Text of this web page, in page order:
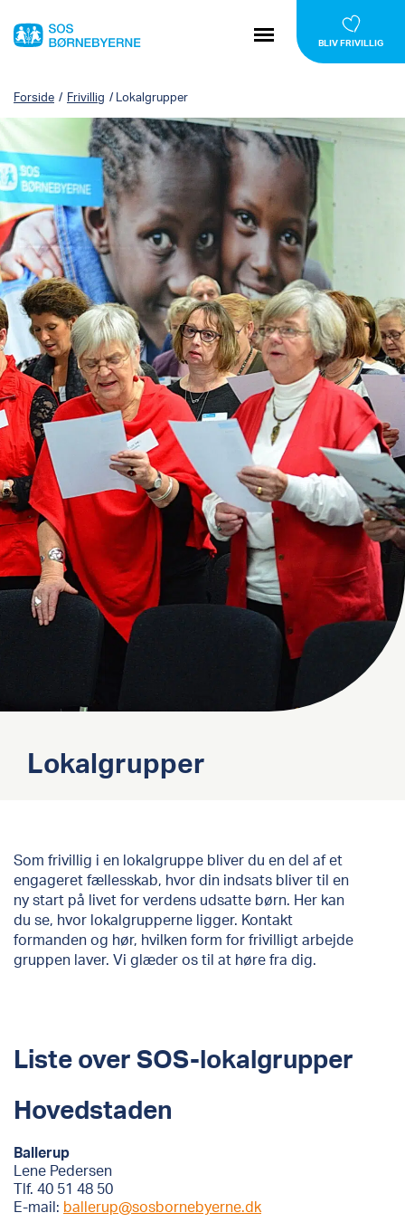
BLIV FRIVILLIG
Forside / Frivillig / Lokalgrupper
Lokalgrupper
Som frivillig i en lokalgruppe bliver du en del af et
engageret fællesskab, hvor din indsats bliver til en
ny start på livet for verdens udsatte børn. Her kan
du se, hvor lokalgrupperne ligger. Kontakt
formanden og hør, hvilken form for frivilligt arbejde
gruppen laver. Vi glæder os til at høre fra dig.
Liste over SOS-lokalgrupper
Hovedstaden
Ballerup
Lene Pedersen
Tlf. 40 51 48 50
E-mail: ballerup@sosbornebyerne.dk